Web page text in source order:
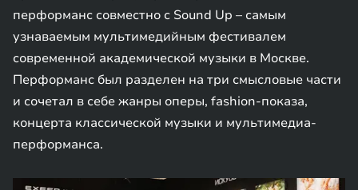
перформанс совместно с Sound Up – самым
узнаваемым мультимедийным фестивалем
современной академической музыки в Москве.
Перформанс был разделен на три смысловые части
и сочетал в себе жанры оперы, fashion-показа,
концерта классической музыки и мультимедиа-
перформанса.